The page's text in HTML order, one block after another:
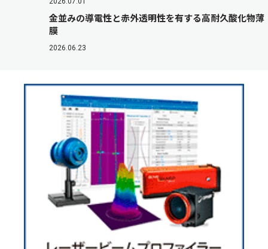
金並みの導電性と赤外透明性を有する高耐久酸化物薄
膜
2026.06.23